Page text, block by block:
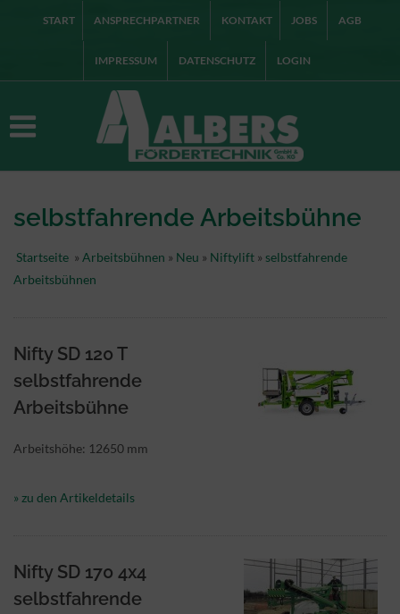
START ANSPRECHPARTNER KONTAKT JOBS AGB
IMPRESSUM DATENSCHUTZ LOGIN
selbstfahrende Arbeitsbühne
Startseite » Arbeitsbühnen » Neu » Niftylift » selbstfahrende
Arbeitsbühnen
Nifty SD 120 T
selbstfahrende
Arbeitsbühne
Arbeitshöhe: 12650 mm
» zu den Artikeldetails
Nifty SD 170 4x4
selbstfahrende